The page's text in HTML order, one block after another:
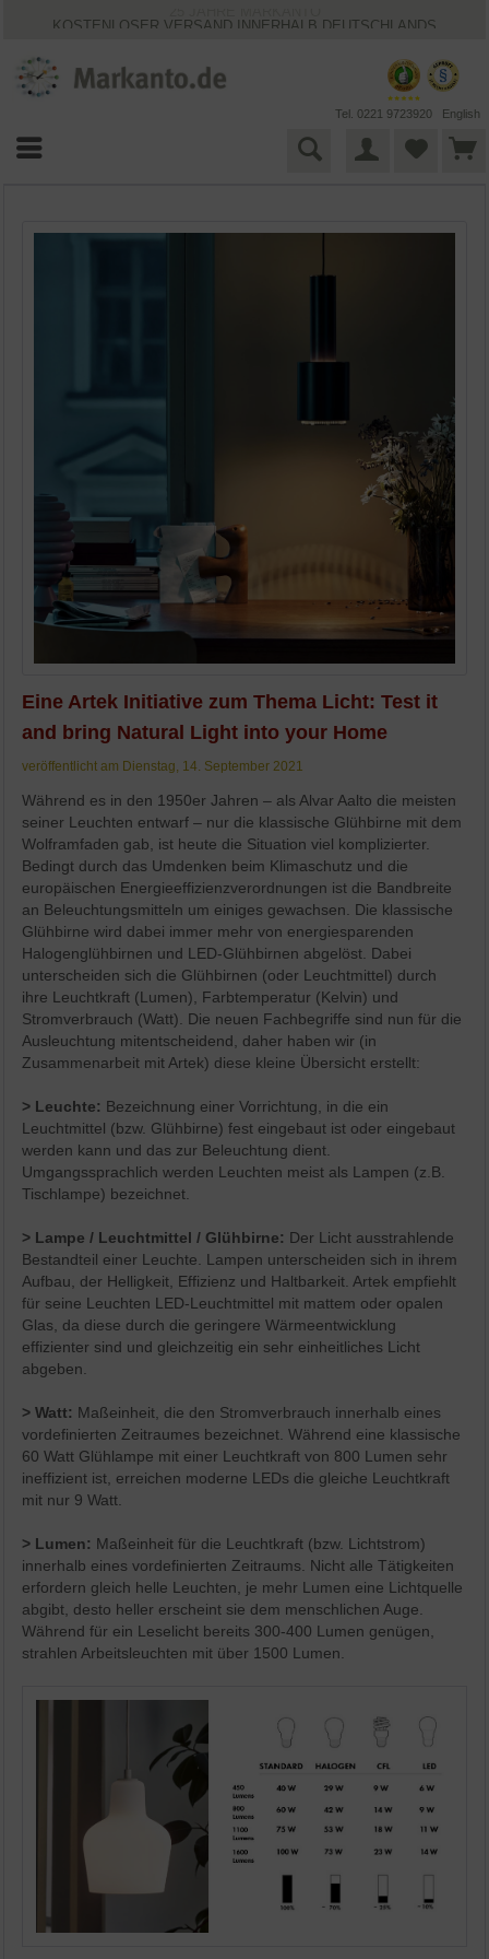
KOSTENLOSER VERSAND INNERHALB DEUTSCHLANDS
BESTPRICE-GARANTIE
Tel. 0221 9723920 English
Eine Artek Initiative zum Thema Licht: Test it
and bring Natural Light into your Home
veröffentlicht am Dienstag, 14. September 2021
Während es in den 1950er Jahren – als Alvar Aalto die meisten
seiner Leuchten entwarf – nur die klassische Glühbirne mit dem
Wolframfaden gab, ist heute die Situation viel komplizierter.
Bedingt durch das Umdenken beim Klimaschutz und die
europäischen Energieeffizienzverordnungen ist die Bandbreite
an Beleuchtungsmitteln um einiges gewachsen. Die klassische
Glühbirne wird dabei immer mehr von energiesparenden
Halogenglühbirnen und LED-Glühbirnen abgelöst. Dabei
unterscheiden sich die Glühbirnen (oder Leuchtmittel) durch
ihre Leuchtkraft (Lumen), Farbtemperatur (Kelvin) und
Stromverbrauch (Watt). Die neuen Fachbegriffe sind nun für die
Ausleuchtung mitentscheidend, daher haben wir (in
Zusammenarbeit mit Artek) diese kleine Übersicht erstellt:
> Leuchte: Bezeichnung einer Vorrichtung, in die ein
Leuchtmittel (bzw. Glühbirne) fest eingebaut ist oder eingebaut
werden kann und das zur Beleuchtung dient.
Umgangssprachlich werden Leuchten meist als Lampen (z.B.
Tischlampe) bezeichnet.
> Lampe / Leuchtmittel / Glühbirne: Der Licht ausstrahlende
Bestandteil einer Leuchte. Lampen unterscheiden sich in ihrem
Aufbau, der Helligkeit, Effizienz und Haltbarkeit. Artek empfiehlt
für seine Leuchten LED-Leuchtmittel mit mattem oder opalen
Glas, da diese durch die geringere Wärmeentwicklung
effizienter sind und gleichzeitig ein sehr einheitliches Licht
abgeben.
>Watt: Maßeinheit, die den Stromverbrauch innerhalb eines
vordefinierten Zeitraumes bezeichnet. Während eine klassische
60 Watt Glühlampe mit einer Leuchtkraft von 800 Lumen sehr
ineffizient ist, erreichen moderne LEDs die gleiche Leuchtkraft
mit nur 9 Watt.
> Lumen: Maßeinheit für die Leuchtkraft (bzw. Lichtstrom)
innerhalb eines vordefinierten Zeitraums. Nicht alle Tätigkeiten
erfordern gleich helle Leuchten, je mehr Lumen eine Lichtquelle
abgibt, desto heller erscheint sie dem menschlichen Auge.
Während für ein Leselicht bereits 300-400 Lumen genügen,
strahlen Arbeitsleuchten mit über 1500 Lumen.